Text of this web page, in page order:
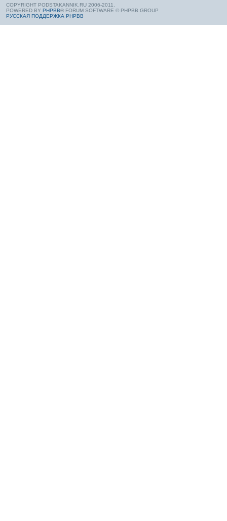
COPYRIGHT PODSTAKANNIK.RU 2006-2011.
POWERED BY PHPBB® FORUM SOFTWARE © PHPBB GROUP
РУССКАЯ ПОДДЕРЖКА PHPBB